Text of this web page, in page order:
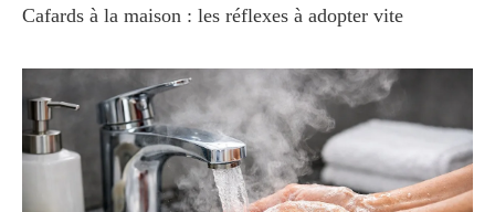
Cafards à la maison : les réflexes à adopter vite